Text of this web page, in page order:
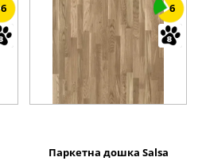
6 6
Паркетна дошка Salsa